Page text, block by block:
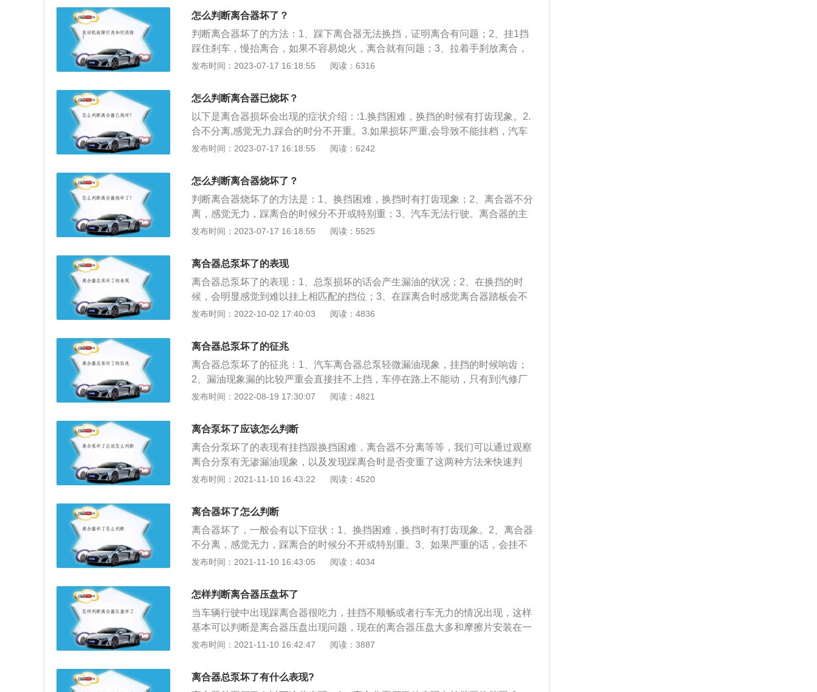
在空挡上，可以减轻启动机的负荷，减少电瓶电量的消耗。2、正常行驶时,脚不
要放在离合踏板上。以免加速离合器分离轴承的磨损，还可能产生半联动现象，
严重时会使从动盘、压盘、一飞轮摩擦面烧蚀或拉伤，影响传递扭力，甚至离合
器无法正常工作。3、严禁猛抬离合。如果离合抬得过快，会在瞬间对传动系统
产生极大的冲击载荷，会损伤或缩短离合器及传动零部件的使用寿命。
怎么判断离合器坏了？
判断离合器坏了的方法：1、踩下离合器无法换挡，证明离合有问题；2、挂1挡
踩住刹车，慢抬离合，如果不容易熄火，离合就有问题；3、拉着手刹放离合，
如果车立刻熄火，证明离合器没有问题，如果转速下降而熄火就是离合有问题。
后平面上，离合器的输出轴就是变速箱的输入轴。在汽车行驶过程中，驾驶员可
根据需要踩下或松开离合器踏板，使发动机与变速箱暂时分离和逐渐接合，以切
断或传递发动机向变速器输入的动力。
发布时间：2023-07-17 16:18:55 阅读：6316
怎么判断离合器已烧坏？
以下是离合器损坏会出现的症状介绍：:1.换挡困难，换挡的时候有打齿现象。2.
合不分离,感觉无力,踩合的时分不开重。3.如果损坏严重,会导致不能挂档，汽车
无法行驶。以下错误驾驶行为会导致离合器损坏：1.车速和档位不匹配，高速挂
位。5.长时间踩离合滑行。
发布时间：2023-07-17 16:18:55 阅读：6242
怎么判断离合器烧坏了？
判断离合器烧坏了的方法是：1、换挡困难，换挡时有打齿现象；2、离合器不分
离，感觉无力，踩离合的时候分不开或特别重；3、汽车无法行驶。离合器的主
要作用是：1、保证汽车平稳起步；2、实现平顺换挡。离合器的保养方法是：
片、主动片及压盘上沾有油污或生锈时应拆开除去油污并用汽油清洗干净；3、
少踩离合器防止离合器打滑、离合器片烧蚀；4、检查摩擦片出现铆钉头、裂
纹、破碎、大面积烧焦时应更换新的摩擦片；5、离合器安装前必须清洗干净，
去除防锈脂及杂物。
发布时间：2023-07-17 16:18:55 阅读：5525
离合器总泵坏了的表现
离合器总泵坏了的表现：1、总泵损坏的话会产生漏油的状况；2、在换挡的时
候，会明显感觉到难以挂上相匹配的挡位；3、在踩离合时感觉离合器踏板会不
受力；4、损坏严重的时候，离合器便会分开不全或是完全不分开，无法挂挡。
可以再次驾驶，都不要自个开去修理，最好是将车拖到维修中心检修。毕竟已经
故障的总泵，再次使用的话只能加大损坏的程度，在驾驶的过程中一经彻底损
坏，造成挂不上挡便是十分危险的事情了。离合总泵，分泵，等同于2个液压油
缸。总泵上面有出入油管，分泵仅有一个管。踏下离合，总泵的压力传递到分
泵，分泵运行，分离拨叉将离合器压盘及片离开飞轮，这个时候就可以进行换
发布时间：2022-10-02 17:40:03 阅读：4836
离合器总泵坏了的征兆
离合器总泵坏了的征兆：1、汽车离合器总泵轻微漏油现象，挂挡的时候响齿；
2、漏油现象漏的比较严重会直接挂不上挡，车停在路上不能动，只有到汽修厂
维修；3、弹不上来，漏油泄压，可能是总泵，分泵，管道发生泄漏现象。如果
情况后应该立即维修。离合器是属于汽车的传动装置，离合器安装在发动机与变
速箱里面，离合器可以断掉或连接发动机与变速箱。离合器的离合器压盘是固定
在发动机飞轮上的，离合器压盘与飞轮之间是离合器片。离合器片里面有一个花
键轴，这个花键轴可以固定一个传动轴，这个传动轴便是变速箱的动力输入轴。
在驾驶人员踏下刹车踏板后，离合器会断掉，抬起刹车踏板后，离合器会结合。
器片也会不断地磨损。在离合器片磨损到相应程度后，就必须拆换了。如果较长
时间不拆换离合器片，会致使离合器片发生打滑的情况。
发布时间：2022-08-19 17:30:07 阅读：4821
离合泵坏了应该怎么判断
离合分泵坏了的表现有挂挡跟换挡困难，离合器不分离等等，我们可以通过观察
离合分泵有无渗漏油现象，以及发现踩离合时是否变重了这两种方法来快速判
断。离合泵是机械传动中比较常用的一个部件，能够随时的分离或者是接合传动
固定在飞轮的后平面上，我们平时所说的离合器的输出轴其实也就是变速箱的输
入轴。在驾驶汽车的过程中，车主能够根据现实情况的需要松开或者是踩下离合
器踏板，这样就可以使变速箱和发动机之间逐渐接合和进行一个短暂的分离，以
此来切断或者是传递发动机向变速箱输入的动力。根据实际情况的需要，也会对
离合器的标准设置一些基本的要求，比如在接合的时候要平稳，在分离的时候要
是要有良好的耐磨性和强大的散热效果。
发布时间：2021-11-10 16:43:22 阅读：4520
离合器坏了怎么判断
离合器坏了，一般会有以下症状：1、换挡困难，换挡时有打齿现象。2、离合器
不分离，感觉无力，踩离合的时候分不开或特别重。3、如果严重的话，会挂不
上挡，汽车无法行驶。离合器坏了如果不及时维修，会导致离合器损坏，严重的
医，也不吃药，任由其发烧，最后只会发展的越来越严重，造成更大的伤害。离
合器坏了，比较常见的故障是离合器打滑。离合器打滑的不严重，可以调。如果
打滑的非常严重（接近露出铆钉了），就无法调整了，必须更换摩擦片。离合器
坏了，大都是因为不正确的驾驶习惯所导致。举几个例子：1、车速和挡位不匹
配。要么高速低挡，要么高挡低速。2、离合没踩到底就挂挡。3、车辆长时间处
这些不正确的操作，即可避免离合器损坏的问题。
发布时间：2021-11-10 16:43:05 阅读：4034
怎样判断离合器压盘坏了
当车辆行驶中出现踩离合器很吃力，挂挡不顺畅或者行车无力的情况出现，这样
基本可以判断是离合器压盘出现问题，现在的离合器压盘大多和摩擦片安装在一
起，如果摩擦片出现问题也直接会导致离合器压盘出现故障。离合器由三件套组
右，但也和不同车主的驾驶习惯有关，如果车辆经常处于半联动状态，大脚油门
起步或高速低档的现象，三件套的寿命将会大大缩减，如发现车辆的离合器三件
发布时间：2021-11-10 16:42:47 阅读：3887
离合器总泵坏了有什么表现?